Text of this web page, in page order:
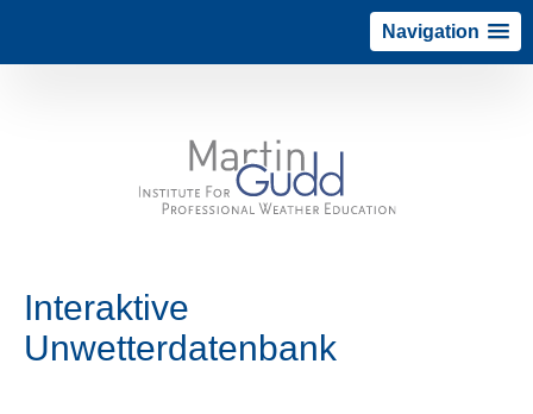
Navigation
Interaktive
Unwetterdatenbank